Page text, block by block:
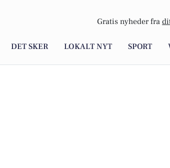
Gratis nyheder fra
DET SKER LOKALT NYT SPORT